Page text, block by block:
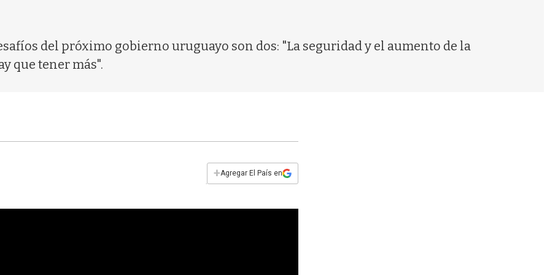
del próximo gobierno uruguayo son dos: "La seguridad y el aumento de la
que tener más".
+Agregar El País en